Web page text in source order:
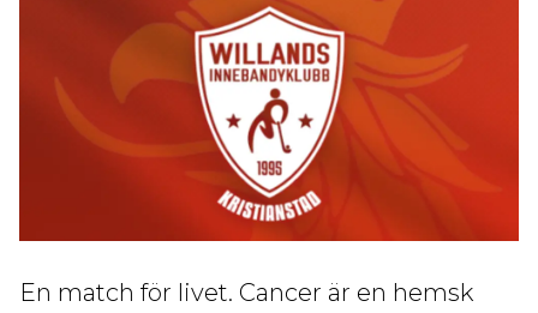
En match för livet. Cancer är en hemsk